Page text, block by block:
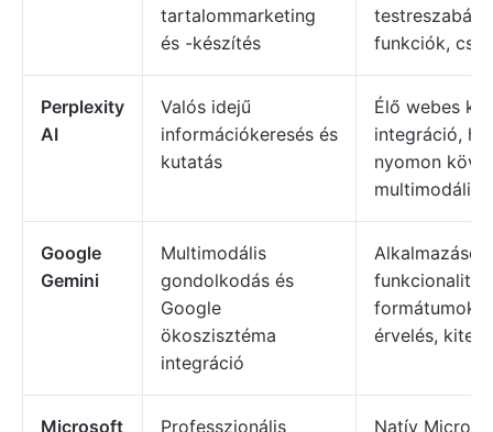
tartalommarketing
és -készítés
funkciók,
Perplexity
AI
Valós idejű
információkeresés és
kutatás
Élő webes
integráció,
nyomon
multimodális
Google
Gemini
Multimodális
gondolkodás és
Google
ökoszisztéma
integráció
funkcionalitás,
formátumok
érvelés,
Microsoft
Professzionális
Natív